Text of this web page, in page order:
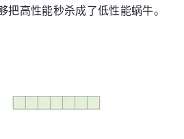
高性能秒杀成了低性能蜗牛。